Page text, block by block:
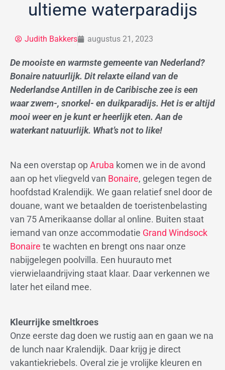
ultieme waterparadijs
Judith Bakkers augustus 21, 2023
De mooiste en warmste gemeente van Nederland?
Bonaire natuurlijk. Dit relaxte eiland van de
Nederlandse Antillen in de Caribische zee is een
waar zwem-, snorkel- en duikparadijs. Het is er altijd
mooi weer en je kunt er heerlijk eten. Aan de
waterkant natuurlijk. What’s not to like!
Na een overstap opAruba komen we in de avond
aan op het vliegveld van Bonaire, gelegen tegen de
hoofdstad Kralendijk. We gaan relatief snel door de
douane, want we betaalden de toeristenbelasting
van 75 Amerikaanse dollar al online. Buiten staat
iemand van onze accommodatie Grand Windsock
Bonaire te wachten en brengt ons naar onze
nabijgelegen poolvilla. Een huurauto met
vierwielaandrijving staat klaar. Daar verkennen we
later het eiland mee.
Kleurrijke smeltkroes
Onze eerste dag doen we rustig aan en gaan we na
de lunch naar Kralendijk. Daar krijg je direct
vakantiekriebels. Overal zie je vrolijke kleuren en